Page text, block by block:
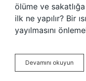
ölüme ve
ilk ne yapılır? Bir
yayılmasını
Devamını okuyun
Insanı